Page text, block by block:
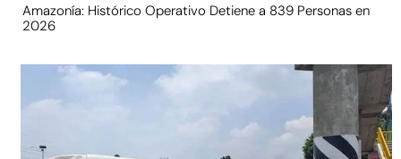
Amazonía: Histórico Operativo Detiene a 839 Personas en
2026